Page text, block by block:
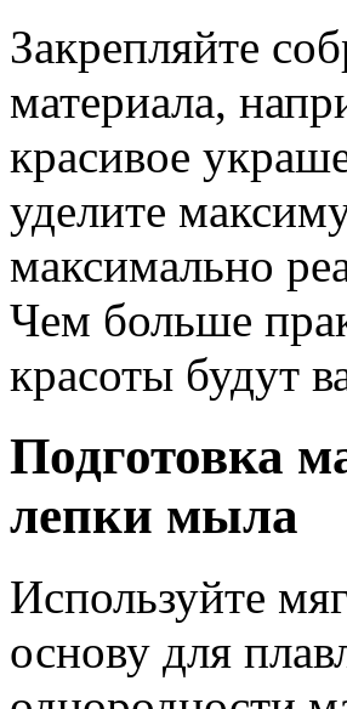
Закрепляйте
материала,
красивое
уделите
максимально
Чем больше
красоты будут
Подготовка
лепки мыла
Используйте
основу для